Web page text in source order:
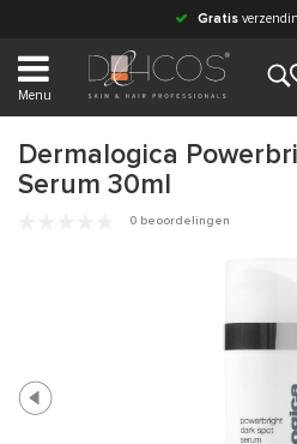
Gratis
Menu
Dermalogica
Serum 30ml
0 beoordelingen